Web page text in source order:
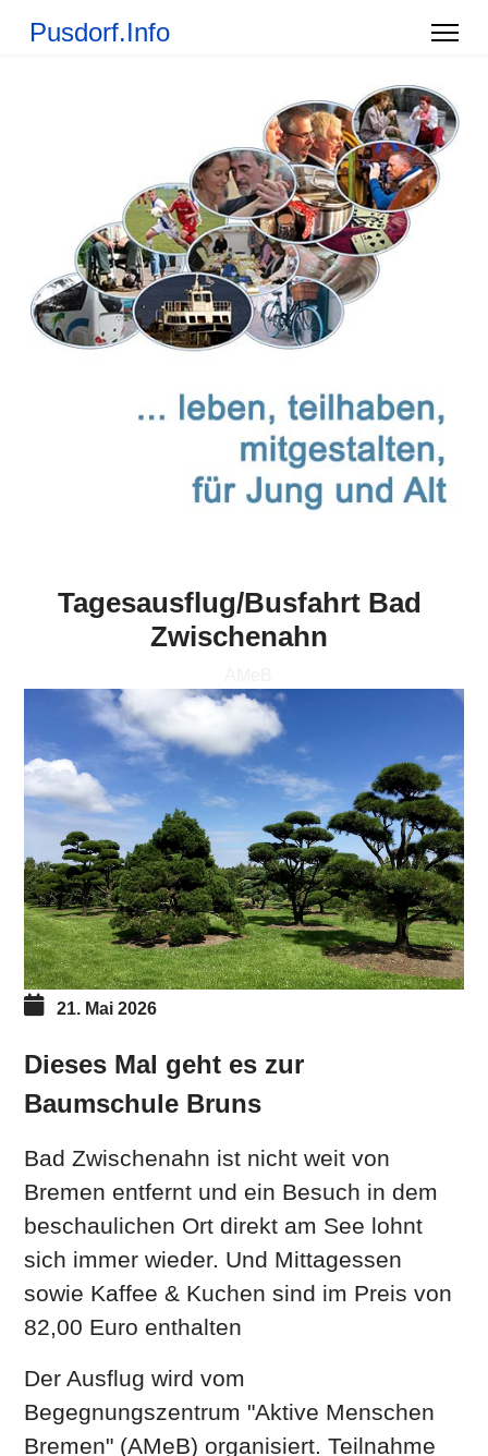
Pusdorf.Info
Tagesausflug/Busfahrt Bad
Zwischenahn
21. Mai 2026
Dieses Mal geht es zur
Baumschule Bruns
Bad Zwischenahn ist nicht weit von
Bremen entfernt und ein Besuch in dem
beschaulichen Ort direkt am See lohnt
sich immer wieder. Und Mittagessen
sowie Kaffee & Kuchen sind im Preis von
82,00 Euro enthalten
Der Ausflug wird vom
Begegnungszentrum "Aktive Menschen
Bremen" (AMeB) organisiert. Teilnahme